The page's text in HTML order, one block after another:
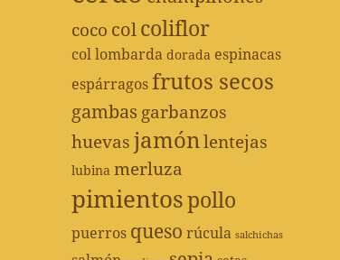
coco colcoliflor
col lombarda dorada espinacas
espárragosfrutos secos
gambas garbanzos
huevasjamónlentejas
lubina merluza
pimientospollo
puerros queso rúcula salchichas